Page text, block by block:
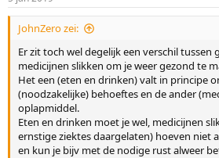
s
:
JohnZero zei:
Er zit toch wel degelijk een verschil tussen
medicijnen slikken om je weer gezond te
Het een (eten en drinken) valt in principe
(noodzakelijke) behoeftes en de ander
oplapmiddel.
Eten en drinken moet je wel, medicijnen
ernstige ziektes daargelaten) hoeven niet
en kun je bijv met de nodige rust alweer